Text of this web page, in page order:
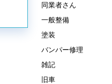
同業者さん
一般整備
塗装
バンパー修理
雑記
旧車